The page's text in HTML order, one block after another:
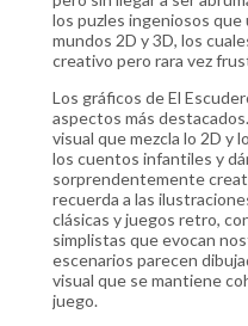
los puzles ingeniosos
mundos 2D y 3D, los
creativo pero rara vez
Los gráficos de El
aspectos más
visual que mezcla lo 2D y
los cuentos infantiles y
sorprendentemente
recuerda a las
clásicas y juegos retro,
simplistas que evocan
escenarios parecen
visual que se mantiene
juego​.